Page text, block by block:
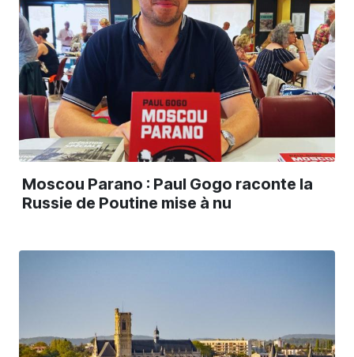
Moscou Parano : Paul Gogo raconte la
Russie de Poutine mise à nu